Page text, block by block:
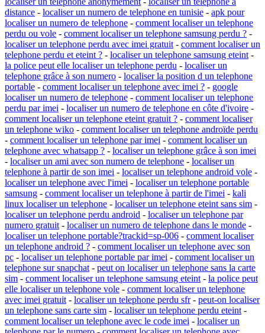
distance - localiser un numero de telephone en tunisie - apk pour
localiser un numero de telephone - comment localiser un telephone
perdu ou vole - comment localiser un telephone samsung perdu ? -
localiser un telephone perdu avec imei gratuit - comment localiser un
telephone perdu et eteint ? - localiser un telephone samsung eteint -
la police peut elle localiser un telephone perdu - localiser un
telephone grâce à son numero - localiser la position d un telephone
portable - comment localiser un telephone avec imei ? - google
localiser un numero de telephone - comment localiser un telephone
perdu par imei - localiser un numero de telephone en côte d'ivoire -
comment localiser un telephone eteint gratuit ? - comment localiser
un telephone wiko - comment localiser un telephone androïde perdu
- comment localiser un telephone par imei - comment localiser un
telephone avec whatsapp ? - localiser un telephone grâce à son imei
- localiser un ami avec son numero de telephone - localiser un
telephone à partir de son imei - localiser un telephone android vole -
localiser un telephone avec l'imei - localiser un telephone portable
samsung - comment localiser un telephone à partir de l'imei - kali
linux localiser un telephone - localiser un telephone eteint sans sim -
localiser un telephone perdu android - localiser un telephone par
numero gratuit - localiser un numero de telephone dans le monde -
localiser un telephone portable?trackid=sp-006 - comment localiser
un telephone android ? - comment localiser un telephone avec son
pc - localiser un telephone portable par imei - comment localiser un
telephone sur snapchat - peut on localiser un telephone sans la carte
sim - comment localiser un telephone samsung eteint - la police peut
elle localiser un telephone vole - comment localiser un telephone
avec imei gratuit - localiser un telephone perdu sfr- peut-on localiser
un telephone sans carte sim - localiser un telephone perdu eteint -
comment localiser un telephone avec le code imei - localiser un